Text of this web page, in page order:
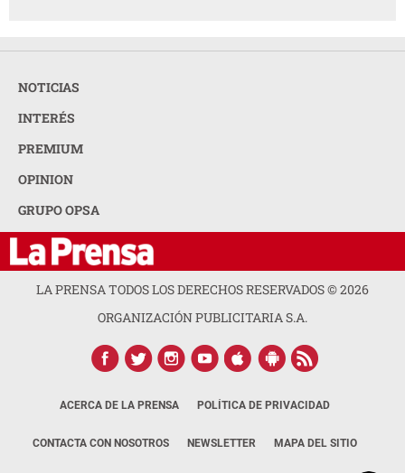
NOTICIAS
INTERÉS
PREMIUM
OPINION
GRUPO OPSA
LA PRENSA TODOS LOS DERECHOS RESERVADOS ©2026
ORGANIZACIÓN PUBLICITARIA S.A.
ACERCA DE LA PRENSA POLÍTICA DE PRIVACIDAD
CONTACTA CON NOSOTROS NEWSLETTER MAPA DEL SITIO